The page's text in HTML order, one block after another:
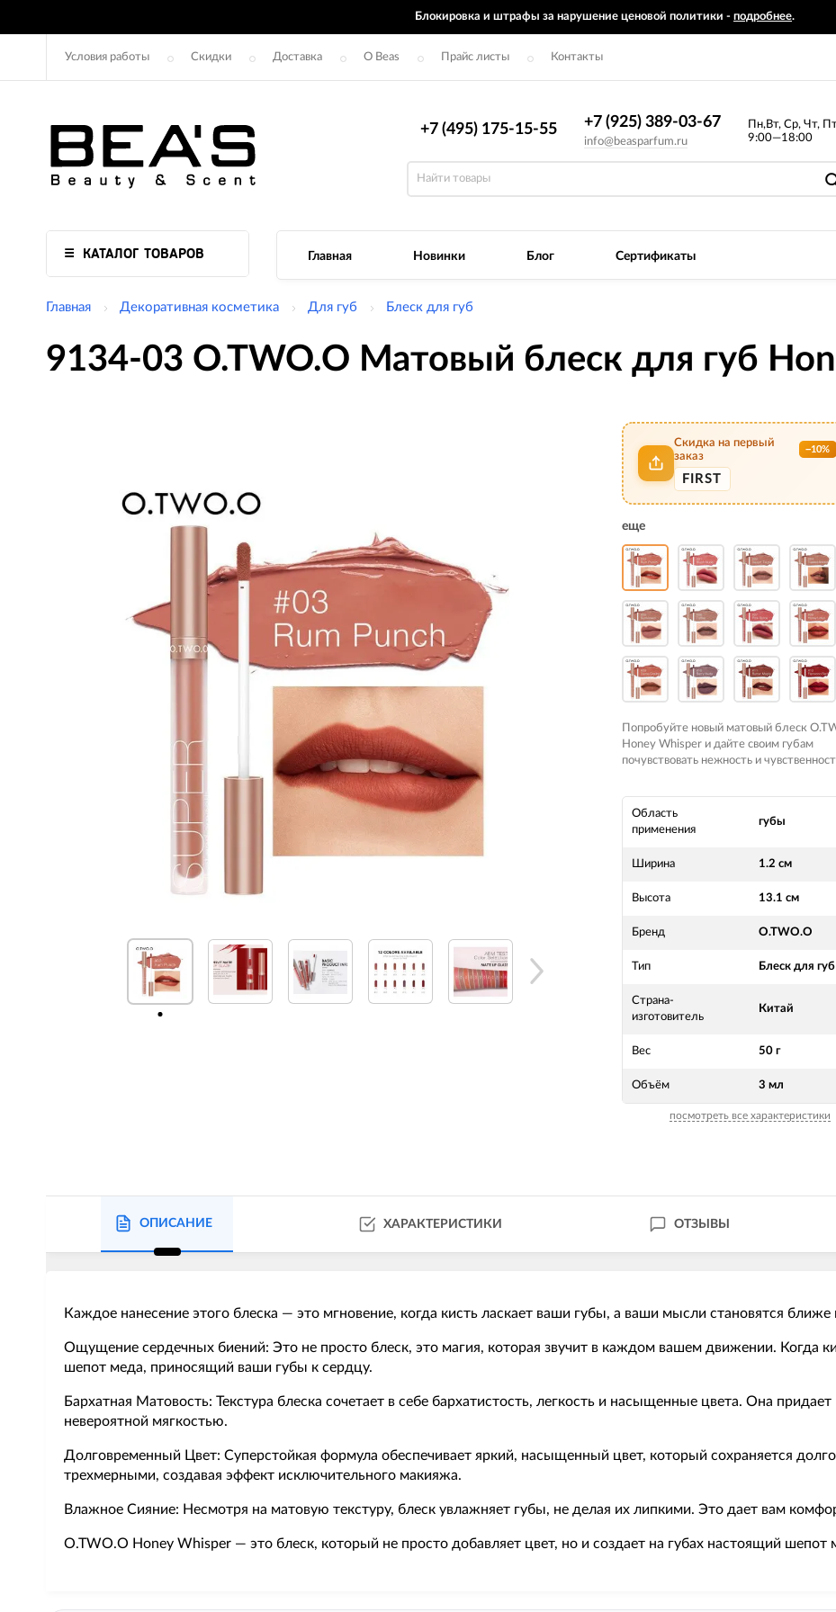
Блокировка и штрафы за нарушение ценовой политики - подробнее.
Условия работы Скидки Доставка О Beas Прайс листы Контакты
+7 (495) 175-15-55 +7 (925) 389-03-67
info@beasparfum.ru
Пн,Вт, Ср, Чт,
9:00—18:00
КАТАЛОГ ТОВАРОВ Главная Новинки Блог Сертификаты
Главная Декоративная косметика Для губ Блеск для губ
9134-03 O.TWO.O Матовый блеск для губ
Скидка на первый
заказ
−10%
FIRST
еще
Попробуйте новый матовый блеск
Honey Whisper и дайте своим губам
почувствовать нежность и
Область
применения
губы
Ширина 1.2 см
Высота 13.1 см
Бренд O.TWO.O
Тип Блеск для губ
Страна-
изготовитель
Китай
Вес 50 г
Объём 3 мл
посмотреть все характеристики
ОПИСАНИЕ ХАРАКТЕРИСТИКИ ОТЗЫВЫ
Каждое нанесение этого блеска — это мгновение, когда кисть ласкает ваши губы, а ваши мысли становятся ближе
Ощущение сердечных биений: Это не просто блеск, это магия, которая звучит в каждом вашем движении. Когда
шепот меда, приносящий ваши губы к сердцу.
Бархатная Матовость: Текстура блеска сочетает в себе бархатистость, легкость и насыщенные цвета. Она
невероятной мягкостью.
Долговременный Цвет: Суперстойкая формула обеспечивает яркий, насыщенный цвет, который сохраняется
трехмерными, создавая эффект исключительного макияжа.
Влажное Сияние: Несмотря на матовую текстуру, блеск увлажняет губы, не делая их липкими. Это дает вам
O.TWO.O Honey Whisper — это блеск, который не просто добавляет цвет, но и создает на губах настоящий